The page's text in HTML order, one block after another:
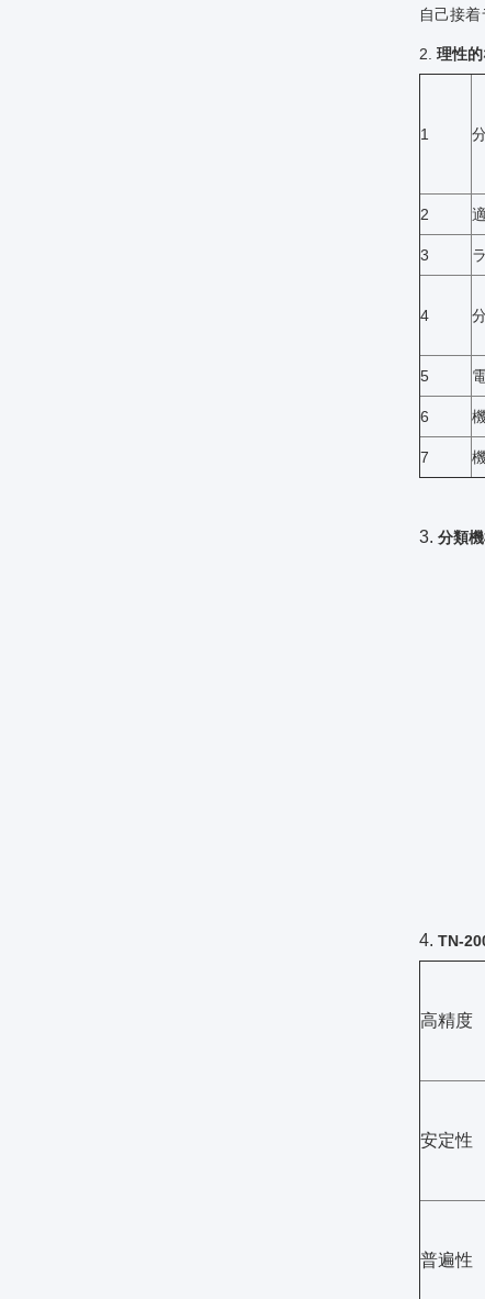
自己接着
2. 理性
1
2
3
4
5
6
7
3. 分類
4. TN-
高精度
安定性
普遍性